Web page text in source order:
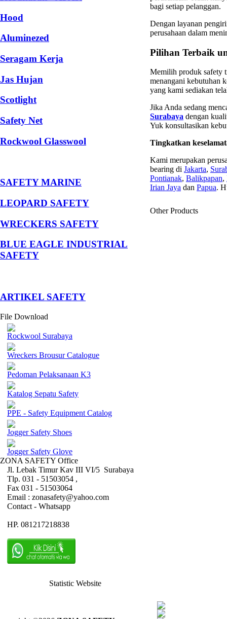
Hood
Aluminezed
Seragam Kerja
Jas Hujan
Scotlight
Safety Net
Rockwool Glasswool
SAFETY MARINE
LEOPARD SAFETY
WRECKERS SAFETY
BLUE EAGLE INDUSTRIAL
SAFETY
­ARTIKEL SAFETY
File Download
Rockwool Surabaya
Wreckers Brousur Catalogue
Pedoman Pelaksanaan K3
Katalog Sepatu Safety
PPE - Safety Equipment Catalog
Jogger Safety Shoes
Jogger Safety Glove
ZONA SAFETY Office
Jl. Lebak Timur Kav III VI/5 Surabaya
Tlp. 031 - 51503054 ,
Fax 031 - 51503064
Email : zonasafety@yahoo.com
Contact - Whatsapp
HP. 081217218838
Statistic Website
bagi setiap pelanggan.
Dengan layanan
perusahaan dalam
Pilihan Terbaik
Memilih produk safety
menangani kebutuhan
yang kami sediakan
Jika Anda sedang
Surabaya dengan
Yuk konsultasikan
Tingkatkan
Kami merupakan
bearing di Jakarta,
Pontianak, Balikpapan,
Irian Jaya dan Papua.
Other Products